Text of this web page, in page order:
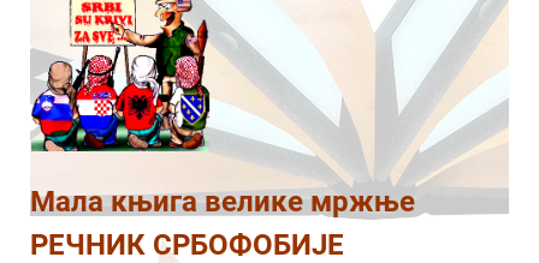
Мала књига велике мржње
РЕЧНИК СРБОФОБИЈЕ